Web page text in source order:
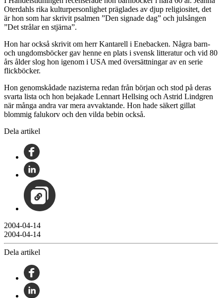
Oterdahls rika kulturpersonlighet präglades av djup religiositet, det
är hon som har skrivit psalmen ”Den signade dag” och julsången
”Det strålar en stjärna”.
Hon har också skrivit om herr Kantarell i Enebacken. Några barn-
och ungdomsböcker gav henne en plats i svensk litteratur och vid 80
års ålder slog hon igenom i USA med översättningar av en serie
flickböcker.
Hon genomskådade nazisterna redan från början och stod på deras
svarta lista och hon bejakade Lennart Hellsing och Astrid Lindgren
när många andra var mera avvaktande. Hon hade säkert gillat
blommig falukorv och den vilda bebin också.
Dela artikel
2004-04-14
2004-04-14
Dela artikel